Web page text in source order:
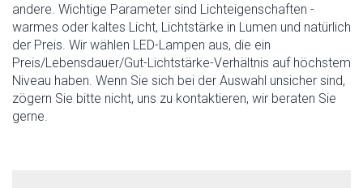
andere. Wichtige Parameter sind Lichteigenschaften -
warmes oder kaltes Licht, Lichtstärke in Lumen und natürlich
der Preis. Wir wählen LED-Lampen aus, die ein
Preis/Lebensdauer/Gut-Lichtstärke-Verhältnis auf höchstem
Niveau haben. Wenn Sie sich bei der Auswahl unsicher sind,
zögern Sie bitte nicht, uns zu kontaktieren, wir beraten Sie
gerne.